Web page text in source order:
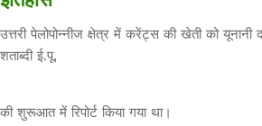
उत्तरी पेलोपोन्नीज क्षेत्र में करेंट्स की खेती को यूनानी
शताब्दी ई.पू.
की शुरूआत में रिपोर्ट किया गया था।